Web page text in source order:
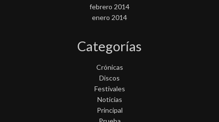
febrero 2014
enero 2014
Categorías
Crónicas
Discos
Festivales
Noticias
Principal